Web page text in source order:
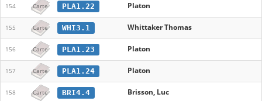
154 Carte PLA1.22 Platon
155 Carte WHI3.1 Whittaker Thomas
156 Carte PLA1.23 Platon
157 Carte PLA1.24 Platon
158 Carte BRI4.4 Brisson, Luc